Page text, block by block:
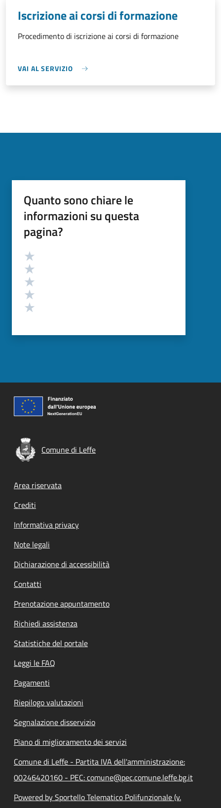
Iscrizione ai corsi di formazione
Procedimento di iscrizione ai corsi di formazione
VAI AL SERVIZIO
Quanto sono chiare le
informazioni su questa
pagina?
Valutazione
Comune di Leffe
Footer menu
Area riservata
Crediti
Informativa privacy
Note legali
Dichiarazione di accessibilità
Contatti
Prenotazione appuntamento
Richiedi assistenza
Statistiche del portale
Leggi le FAQ
Pagamenti
Riepilogo valutazioni
Segnalazione disservizio
Piano di miglioramento dei servizi
Comune di Leffe - Partita IVA dell'amministrazione:
00246420160 - PEC: comune@pec.comune.leffe.bg.it
Powered by Sportello Telematico Polifunzionale (v.